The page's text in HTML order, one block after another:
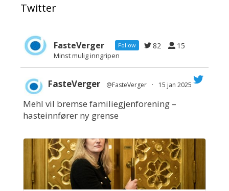
Twitter
FasteVerger Follow 82 15
Minst mulig inngripen
;
FasteVerger @FasteVerger · 15 jan 2025
Mehl vil bremse familiegjenforening –
hasteinnfører ny grense